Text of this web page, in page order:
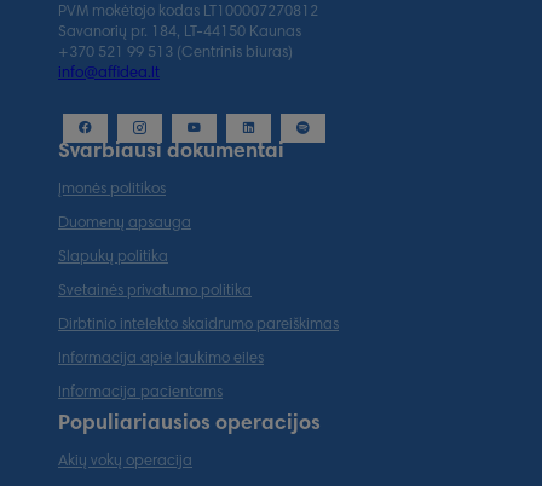
PVM mokėtojo kodas LT100007270812
Savanorių pr. 184, LT-44150 Kaunas
+370 521 99 513 (Centrinis biuras)
info@affidea.lt
Svarbiausi dokumentai
Įmonės politikos
Duomenų apsauga
Slapukų politika
Svetainės privatumo politika
Dirbtinio intelekto skaidrumo pareiškimas
Informacija apie laukimo eiles
Informacija pacientams
Populiariausios operacijos
Akių vokų operacija